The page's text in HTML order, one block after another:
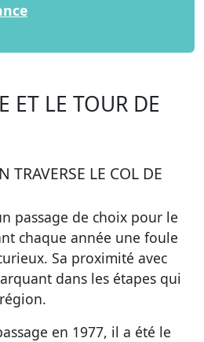
ET LE TOUR DE
TRAVERSE LE COL DE
passage de choix pour le
chaque année une foule
Sa proximité avec
dans les étapes qui
en 1977, il a été le